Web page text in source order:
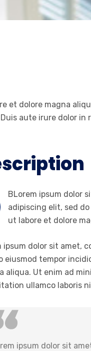
et dolore magna
aute irure dolor in
BLorem ipsum dolor
adipiscing elit, sed
ut labore et dolore
ipsum dolor sit amet,
eiusmod tempor
aliqua. Ut enim ad
ullamco laboris
ipsum dolor sit